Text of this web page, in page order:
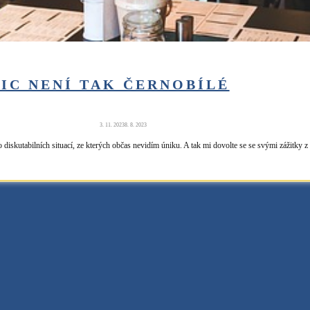
NENÍ TAK ČERNOBÍLÉ
3. 11. 20238. 8. 2023
situací, ze kterých občas nevidím úniku. A tak mi dovolte se se svými zážitky